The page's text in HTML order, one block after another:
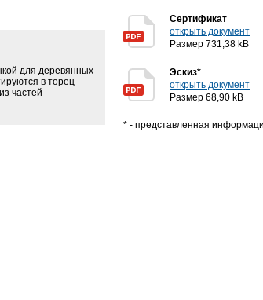
для деревянных
в торец
частей
Сертификат
открыть документ
Размер 731,38 kB
Эскиз*
открыть документ
Размер 68,90 kB
* - представленная